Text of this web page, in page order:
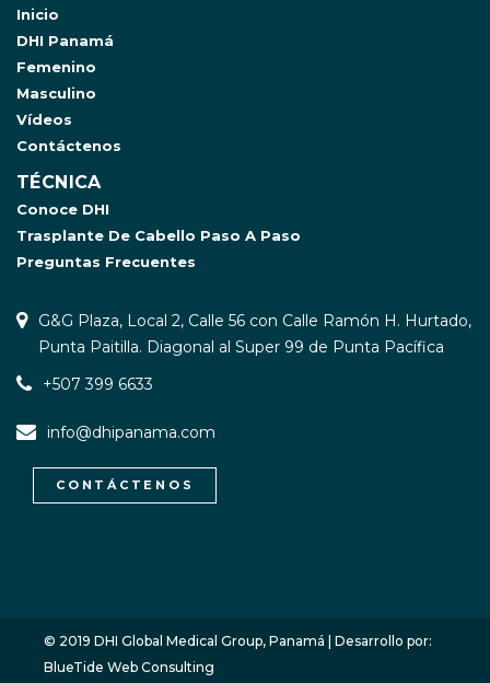
Inicio
DHI Panamá
Femenino
Masculino
Vídeos
Contáctenos
TÉCNICA
Conoce DHI
Trasplante De Cabello Paso A Paso
Preguntas Frecuentes
G&G Plaza, Local 2, Calle 56 con Calle Ramón H. Hurtado,
Punta Paitilla. Diagonal al Super 99 de Punta Pacífica
+507 399 6633
info@dhipanama.com
CONTÁCTENOS
© 2019 DHI Global Medical Group, Panamá | Desarrollo por:
BlueTide Web Consulting
WhatsApp / Let's Talk